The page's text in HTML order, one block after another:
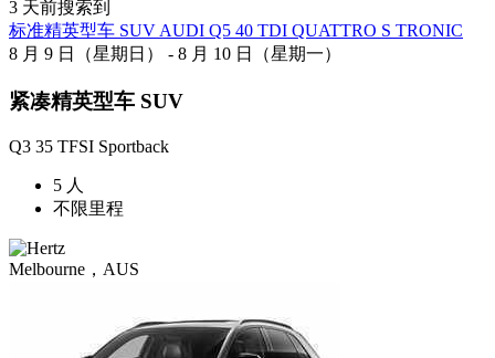
3 天前搜索到
标准精英型车 SUV AUDI Q5 40 TDI QUATTRO S TRONIC
8 月 9 日（星期日） - 8 月 10 日（星期一）
紧凑精英型车 SUV
Q3 35 TFSI Sportback
5 人
不限里程
Melbourne，AUS